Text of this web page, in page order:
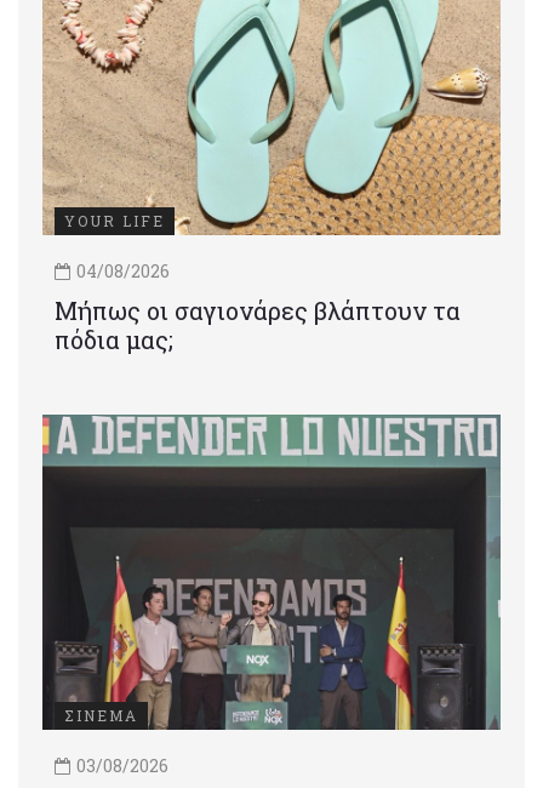
YOUR LIFE
04/08/2026
Μήπως οι σαγιονάρες βλάπτουν τα
πόδια μας;
ΣΙΝΕΜΑ
03/08/2026